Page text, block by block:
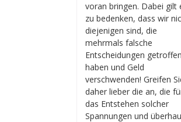
voran bringen. Dabei gilt
zu bedenken, dass wir
diejenigen sind, die
mehrmals falsche
Entscheidungen getroffen
haben und Geld
verschwenden! Greifen
daher lieber die an, die
das Entstehen solcher
Spannungen und